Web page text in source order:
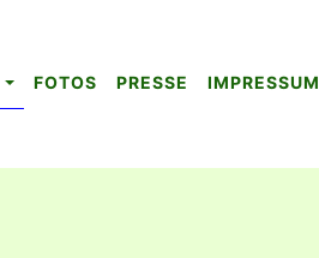
FOTOS PRESSE IMPRESSUM